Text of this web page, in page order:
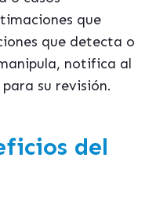
que
que detecta o
notifica al
su revisión.
del